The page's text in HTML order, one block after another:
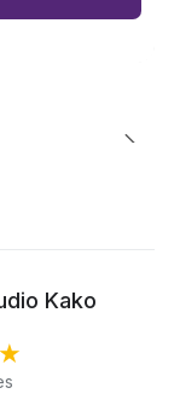
Kako